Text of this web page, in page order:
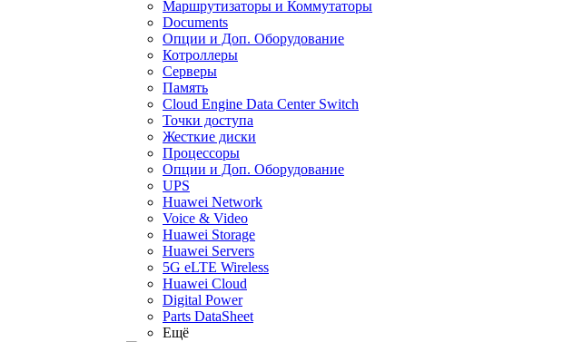
Маршрутизаторы и Коммутаторы
Documents
Опции и Доп. Оборудование
Котроллеры
Серверы
Память
Cloud Engine Data Center Switch
Точки доступа
Жесткие диски
Процессоры
Опции и Доп. Оборудование
UPS
Huawei Network
Voice & Video
Huawei Storage
Huawei Servers
5G eLTE Wireless
Huawei Cloud
Digital Power
Parts DataSheet
Ещё